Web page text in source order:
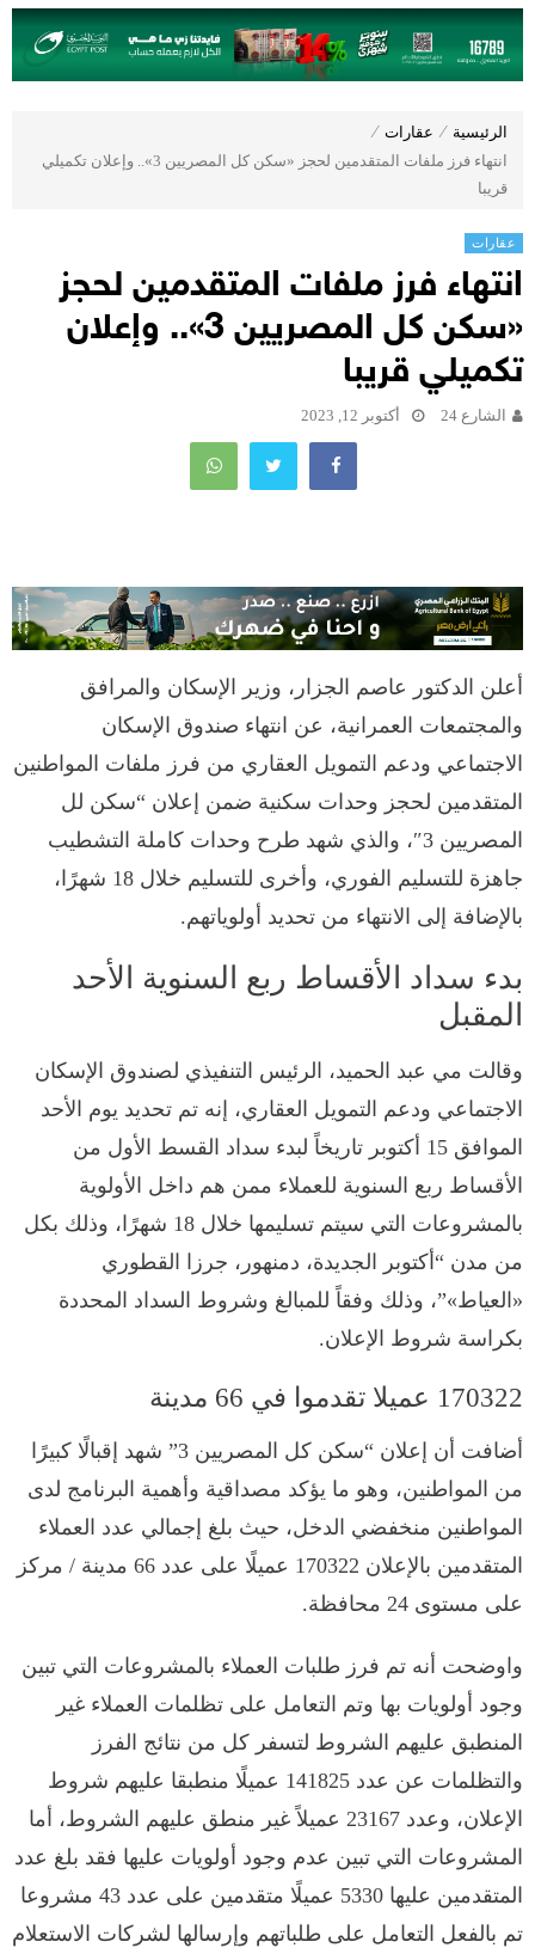
الرئيسية ⁄ عقارات ⁄
انتهاء فرز ملفات المتقدمين لحجز «سكن كل المصريين 3».. وإعلان تكميلي
قريبا
عقارات
انتهاء فرز ملفات المتقدمين لحجز
«سكن كل المصريين 3».. وإعلان
تكميلي قريبا
الشارع 24 أكتوبر 12, 2023
أعلن الدكتور عاصم الجزار، وزير الإسكان والمرافق
والمجتمعات العمرانية، عن انتهاء صندوق الإسكان
الاجتماعي ودعم التمويل العقاري من فرز ملفات المواطنين
المتقدمين لحجز وحدات سكنية ضمن إعلان “سكن لل
المصريين 3″، والذي شهد طرح وحدات كاملة التشطيب
جاهزة للتسليم الفوري، وأخرى للتسليم خلال 18 شهرًا،
بالإضافة إلى الانتهاء من تحديد أولوياتهم.
بدء سداد الأقساط ربع السنوية الأحد
المقبل
وقالت مي عبد الحميد، الرئيس التنفيذي لصندوق الإسكان
الاجتماعي ودعم التمويل العقاري، إنه تم تحديد يوم الأحد
الموافق 15 أكتوبر تاريخاً لبدء سداد القسط الأول من
الأقساط ربع السنوية للعملاء ممن هم داخل الأولوية
بالمشروعات التي سيتم تسليمها خلال 18 شهرًا، وذلك بكل
من مدن “أكتوبر الجديدة، دمنهور، جرزا القطوري
«العياط»”، وذلك وفقاً للمبالغ وشروط السداد المحددة
بكراسة شروط الإعلان.
170322 عميلا تقدموا في 66 مدينة
أضافت أن إعلان “سكن كل المصريين 3” شهد إقبالًا كبيرًا
من المواطنين، وهو ما يؤكد مصداقية وأهمية البرنامج لدى
المواطنين منخفضي الدخل، حيث بلغ إجمالي عدد العملاء
المتقدمين بالإعلان 170322 عميلًا على عدد 66 مدينة / مركز
على مستوى 24 محافظة.
واوضحت أنه تم فرز طلبات العملاء بالمشروعات التي تبين
وجود أولويات بها وتم التعامل على تظلمات العملاء غير
المنطبق عليهم الشروط لتسفر كل من نتائج الفرز
والتظلمات عن عدد 141825 عميلًا منطبقا عليهم شروط
الإعلان، وعدد 23167 عميلاً غير منطق عليهم الشروط، أما
المشروعات التي تبين عدم وجود أولويات عليها فقد بلغ عدد
المتقدمين عليها 5330 عميلًا متقدمين على عدد 43 مشروعا
تم بالفعل التعامل على طلباتهم وإرسالها لشركات الاستعلام